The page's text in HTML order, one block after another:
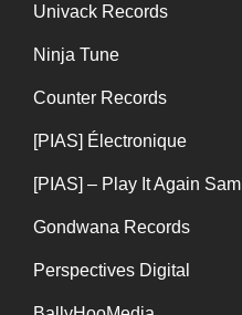
Univack Records
Ninja Tune
Counter Records
[PIAS] Électronique
[PIAS] – Play It Again Sam
Gondwana Records
Perspectives Digital